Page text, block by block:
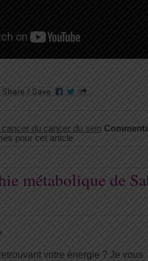
cancer du cancer du sein
pour cet article
métabolique de
votre énergie ? Je vous